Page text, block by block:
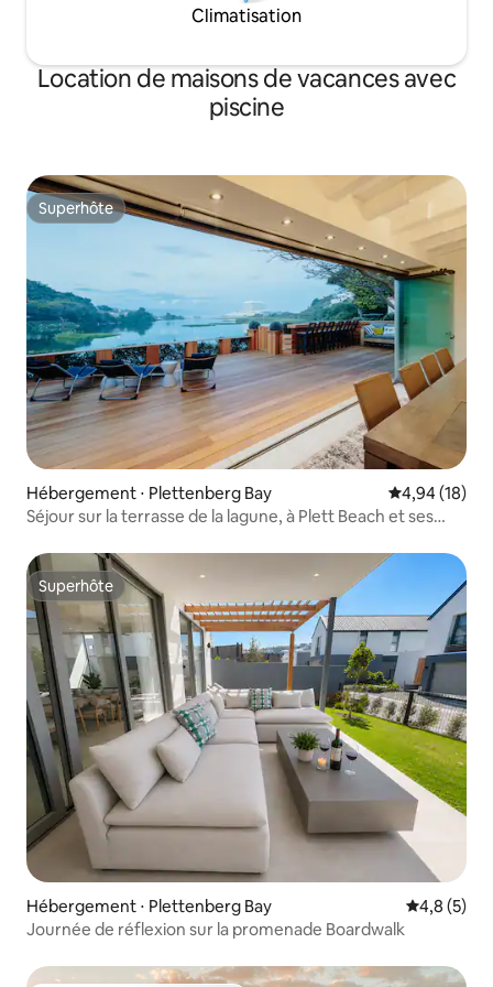
Climatisation
Location de maisons de vacances avec
piscine
Superhôte
Superhôte
Hébergement ⋅ Plettenberg Bay Évaluation
4,94 (18)
Séjour sur la terrasse de la lagune, à Plett Beach et ses
Superhôte
Superhôte
Hébergement ⋅ Plettenberg Bay Évaluation
4,8 (5)
Journée de réflexion sur la promenade Boardwalk